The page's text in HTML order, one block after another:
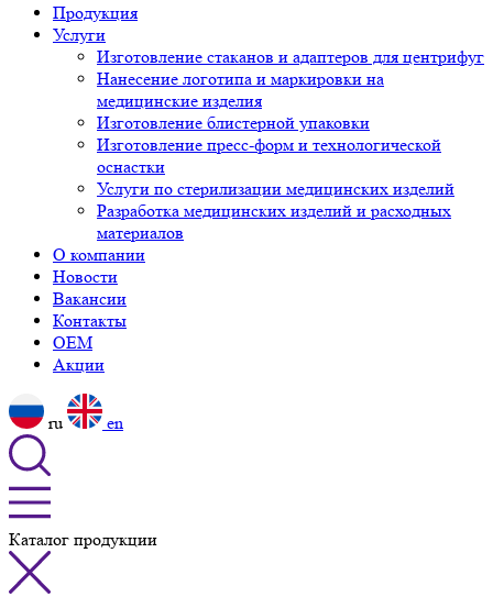
Продукция
Услуги
Изготовление стаканов и адаптеров для центрифуг
Нанесение логотипа и маркировки на
медицинские изделия
Изготовление блистерной упаковки
Изготовление пресс-форм и технологической
оснастки
Услуги по стерилизации медицинских изделий
Разработка медицинских изделий и расходных
материалов
О компании
Новости
Вакансии
Контакты
OEM
Акции
ru en
Каталог продукции